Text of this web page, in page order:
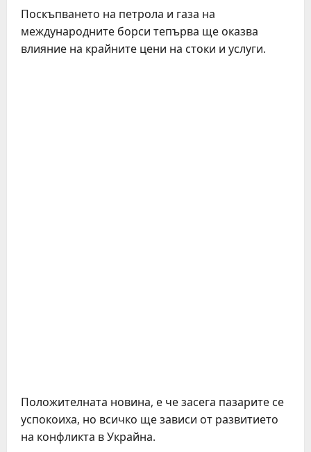
Поскъпването на петрола и газа на
международните борси тепърва ще оказва
влияние на крайните цени на стоки и услуги.
Положителната новина, е че засега пазарите се
успокоиха, но всичко ще зависи от развитието
на конфликта в Украйна.